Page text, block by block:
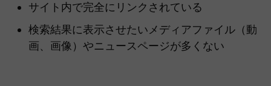
サイト内で完全にリンクされている
検索結果に表示させたいメディアファイル（動
画、画像）やニュースページが多くない